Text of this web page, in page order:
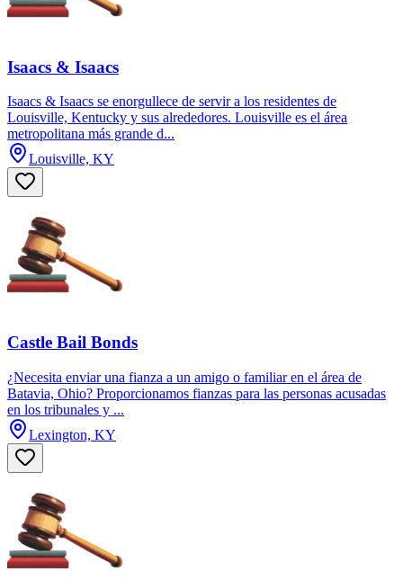
Isaacs & Isaacs
Isaacs & Isaacs se enorgullece de servir a los residentes de
Louisville, Kentucky y sus alrededores. Louisville es el área
metropolitana más grande d...
Louisville, KY
Castle Bail Bonds
¿Necesita enviar una fianza a un amigo o familiar en el área de
Batavia, Ohio? Proporcionamos fianzas para las personas acusadas
en los tribunales y ...
Lexington, KY